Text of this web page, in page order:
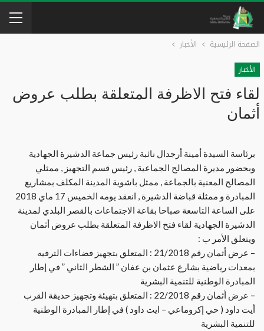
الصفحة الرئيسية
الأخبار
الأخبار
لقاء فتح الاظرفة المتعلقة بطلب عروض
أثمان
برئاسة السيدة أمينة أرجدال نائبة رئيس جماعة الدشيرة الجهادية
وبحضور مديرة المصالح الجماعية , رئيس قسم التجهيز , ممثلي
المصالح المعنية بالجماعة , ممثل باشوية المدينة المكلف بمشاريع
المبادرة و ممثلة قباضة الدشيرة , انعقد يومه الخميس 17 ماي 2018
على الساعة التاسعة صباحا بقاعة الاجتماعات بالقصر البلدي لمدينة
الدشيرة الجهادية لقاء فتح الاظرفة المتعلقة بطلب عروض أثمان
ويتعلق الأمر ب :
– عرض أثمان رقم 21/2018 : المتعلق بتجهيز فضاءات الترفيه
بمعدات رياضية بشارع عثمان بن عفان ” الشطر الثاني ” في إطار
المبادرة الوطنية للتنمية البشرية
– عرض أثمان رقم 22/2018 : المتعلق بتهيئة وتجهيز حديقة القرب
أيت داود ( حي إكروماعي – ايت داود ) في إطار المبادرة الوطنية
للتنمية البشرية